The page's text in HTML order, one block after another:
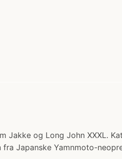
Jakke og Long John XXXL.
Japanske Yamnmoto-